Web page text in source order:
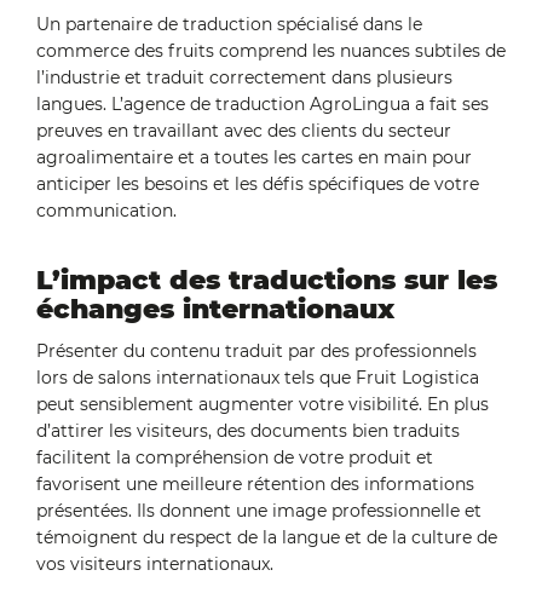
Un partenaire de traduction spécialisé dans le
commerce des fruits comprend les nuances subtiles de
l’industrie et traduit correctement dans plusieurs
langues. L’agence de traduction AgroLingua a fait ses
preuves en travaillant avec des clients du secteur
agroalimentaire et a toutes les cartes en main pour
anticiper les besoins et les défis spécifiques de votre
communication.
L’impact des traductions sur les
échanges internationaux
Présenter du contenu traduit par des professionnels
lors de salons internationaux tels que Fruit Logistica
peut sensiblement augmenter votre visibilité. En plus
d’attirer les visiteurs, des documents bien traduits
facilitent la compréhension de votre produit et
favorisent une meilleure rétention des informations
présentées. Ils donnent une image professionnelle et
témoignent du respect de la langue et de la culture de
vos visiteurs internationaux.